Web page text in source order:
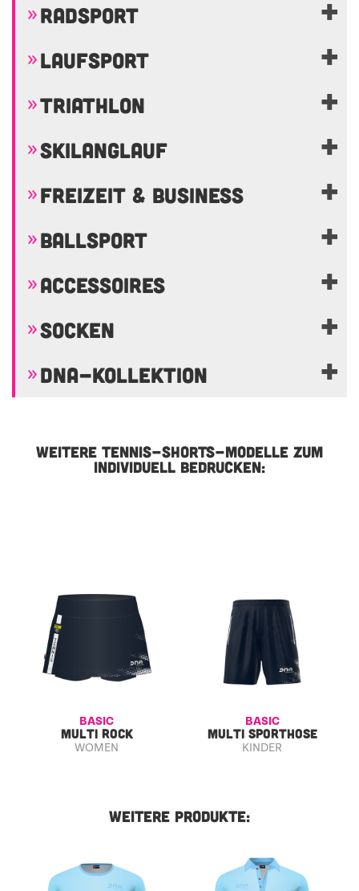
RADSPORT
LAUFSPORT
TRIATHLON
SKILANGLAUF
FREIZEIT & BUSINESS
BALLSPORT
ACCESSOIRES
SOCKEN
DNA-KOLLEKTION
WEITERE TENNIS-SHORTS-MODELLE ZUM
INDIVIDUELL BEDRUCKEN:
BASIC
MULTI ROCK
WOMEN
BASIC
MULTI SPORTHOSE
KINDER
WEITERE PRODUKTE: